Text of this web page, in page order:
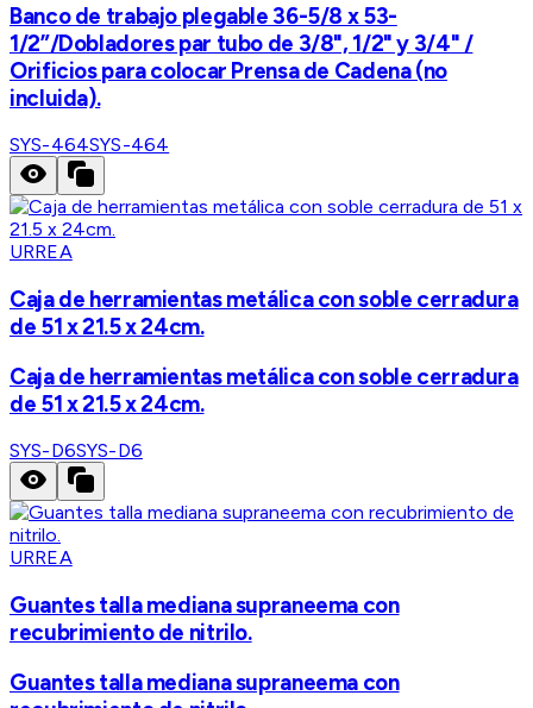
Banco de trabajo plegable 36-5/8 x 53-
1/2”/Dobladores par tubo de 3/8", 1/2" y 3/4" /
Orificios para colocar Prensa de Cadena (no
incluida).
SYS-464SYS-464
URREA
Caja de herramientas metálica con soble cerradura
de 51 x 21.5 x 24cm.
Caja de herramientas metálica con soble cerradura
de 51 x 21.5 x 24cm.
SYS-D6SYS-D6
URREA
Guantes talla mediana supraneema con
recubrimiento de nitrilo.
Guantes talla mediana supraneema con